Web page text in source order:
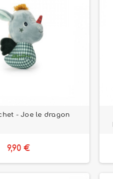
- Joe le dragon
9,90 €